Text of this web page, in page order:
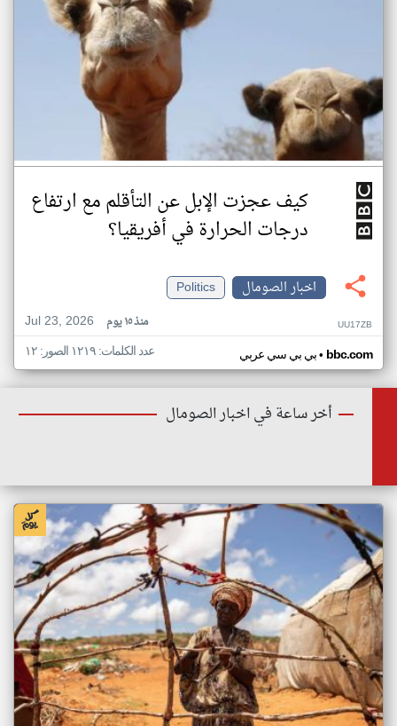
كيف عجزت الإبل عن التأقلم مع ارتفاع
درجات الحرارة في أفريقيا؟
اخبار الصومال
Politics
Jul 23, 2026
منذ ١٥ يوم UU17ZB
بي بي سي عربي• bbc.com عدد الكلمات: ١٢١٩ الصور: ١٢
أخر ساعة في اخبار الصومال